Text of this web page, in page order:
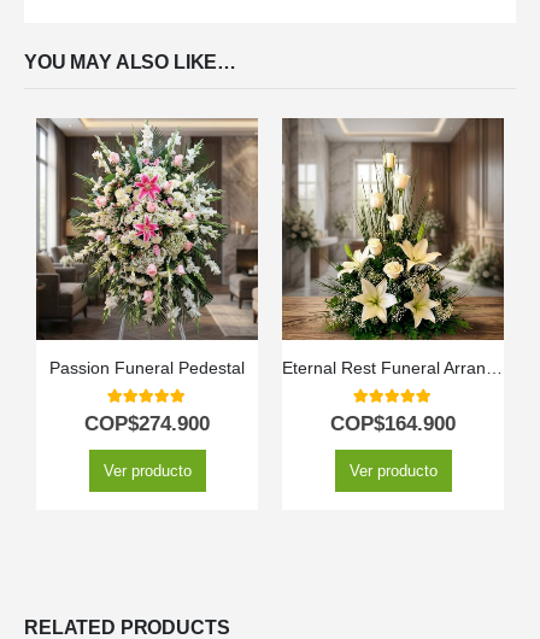
YOU MAY ALSO LIKE…
Passion Funeral Pedestal
5.00out of 5
COP$274.900
Ver producto
Eternal Rest Funeral Arrangement
5.00out of 5
COP$164.900
Ver producto
RELATED PRODUCTS